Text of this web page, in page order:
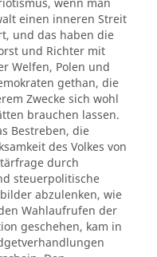
wenn man
einen inneren Streit
und das haben die
und Richter mit
Welfen, Polen und
gethan, die
Zwecke sich wohl
brauchen lassen.
Bestreben, die
des Volkes von
durch
steuerpolitische
abzulenken, wie
Wahlaufrufen der
geschehen, kam in